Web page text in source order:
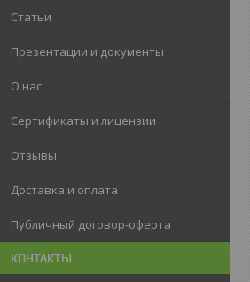
Статьи
Презентации и документы
О нас
Сертификаты и лицензии
Отзывы
Доставка и оплата
Публичный договор-оферта
КОНТАКТЫ